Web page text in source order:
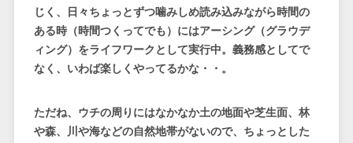
じく、日々ちょっとずつ噛みしめ読み込みながら時間の
ある時（時間つくってでも）にはアーシング（グラウデ
ィング）をライフワークとして実行中。義務感としてで
なく、いわば楽しくやってるかな・・。
ただね、ウチの周りにはなかなか土の地面や芝生面、林
や森、川や海などの自然地帯がないので、ちょっとした